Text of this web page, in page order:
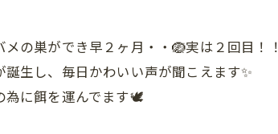
の巣ができ早２ヶ月・・🪺実は２回目！！
誕生し、毎日かわいい声が聞こえます✨
為に餌を運んでます🕊️